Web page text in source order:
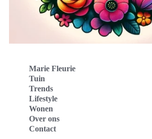
Marie Fleurie
Tuin
Trends
Lifestyle
Wonen
Over ons
Contact